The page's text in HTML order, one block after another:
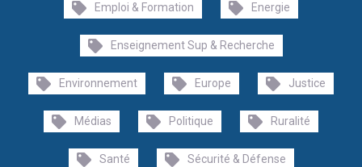
Emploi & Formation Energie
Enseignement Sup & Recherche
Environnement Europe Justice
Médias Politique Ruralité
Santé Sécurité & Défense